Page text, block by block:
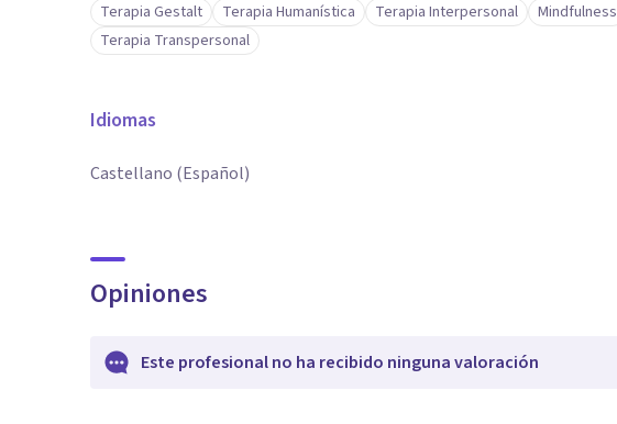
Terapia Gestalt
Terapia Humanística Terapia Interpersonal Mindfulness
Terapia Transpersonal
Idiomas
Castellano (Español)
Opiniones
Este profesional no ha recibido ninguna valoración